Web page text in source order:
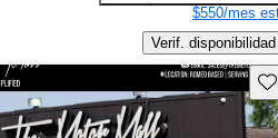
$550/mes
Verif. disponibilidad